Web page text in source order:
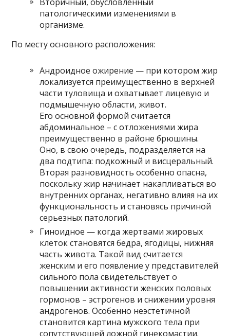
патологическими изменениями в
организме.
По месту основного расположения:
Андроидное ожирение — при котором жир
локализуется преимущественно в верхней
части туловища и охватывает лицевую и
подмышечную области, живот.
Его основной формой считается
абдоминальное – с отложениями жира
преимущественно в районе брюшины.
Оно, в свою очередь, подразделяется на
два подтипа: подкожный и висцеральный.
Вторая разновидность особенно опасна,
поскольку жир начинает накапливаться во
внутренних органах, негативно влияя на их
функциональность и становясь причиной
серьезных патологий.
Гиноидное — когда жертвами жировых
клеток становятся бедра, ягодицы, нижняя
часть живота. Такой вид считается
женским и его появление у представителей
сильного пола свидетельствует о
повышении активности женских половых
гормонов – эстрогенов и снижении уровня
андрогенов. Особенно неэстетичной
становится картина мужского тела при
сопутствующей ложной гинекомастии.